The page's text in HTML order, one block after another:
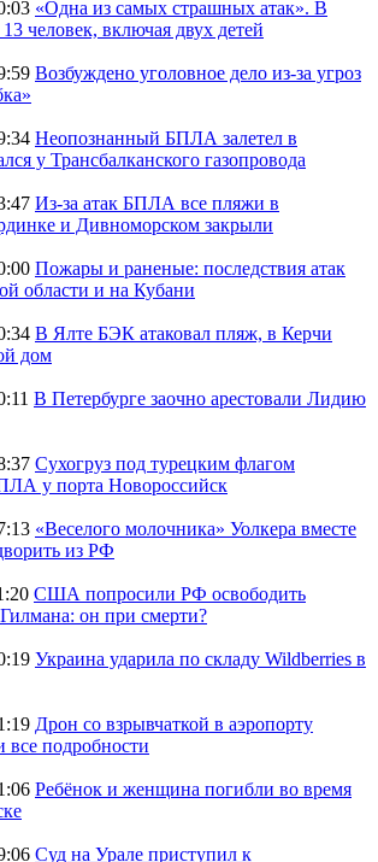
«Одна из самых страшных атак». В
человек, включая двух детей
Возбуждено уголовное дело из-за угроз
Неопознанный БПЛА залетел в
у Трансбалканского газопровода
Из-за атак БПЛА все пляжи в
и Дивноморском закрыли
Пожары и раненые: последствия атак
области и на Кубани
В Ялте БЭК атаковал пляж, в Керчи
дом
В Петербурге заочно арестовали Лидию
Сухогруз под турецким флагом
у порта Новороссийск
«Веселого молочника» Уолкера вместе
из РФ
США попросили РФ освободить
он при смерти?
Украина ударила по складу Wildberries в
Дрон со взрывчаткой в аэропорту
все подробности
Ребёнок и женщина погибли во время
Суд на Урале приступил к